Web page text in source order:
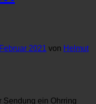
2021 von Helmut
Sendung ein Ohrring